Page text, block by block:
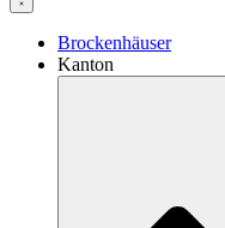
Brockenhäuser
Kanton